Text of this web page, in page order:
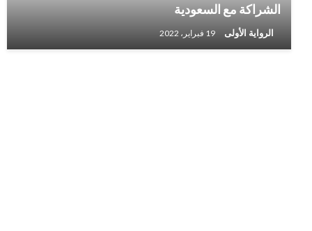
الشراكة مع السعودية
الرواية الأولى 19 فبراير، 2022